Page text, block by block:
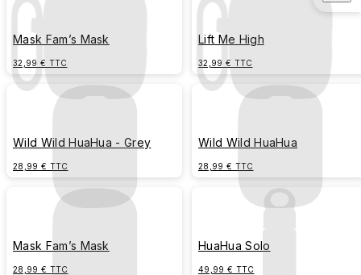
Mask Fam’s Mask
32,99 € TTC
Lift Me High
32,99 € TTC
Wild Wild HuaHua - Grey
28,99 € TTC
Wild Wild HuaHua
28,99 € TTC
Mask Fam’s Mask
28,99 € TTC
HuaHua Solo
49,99 € TTC